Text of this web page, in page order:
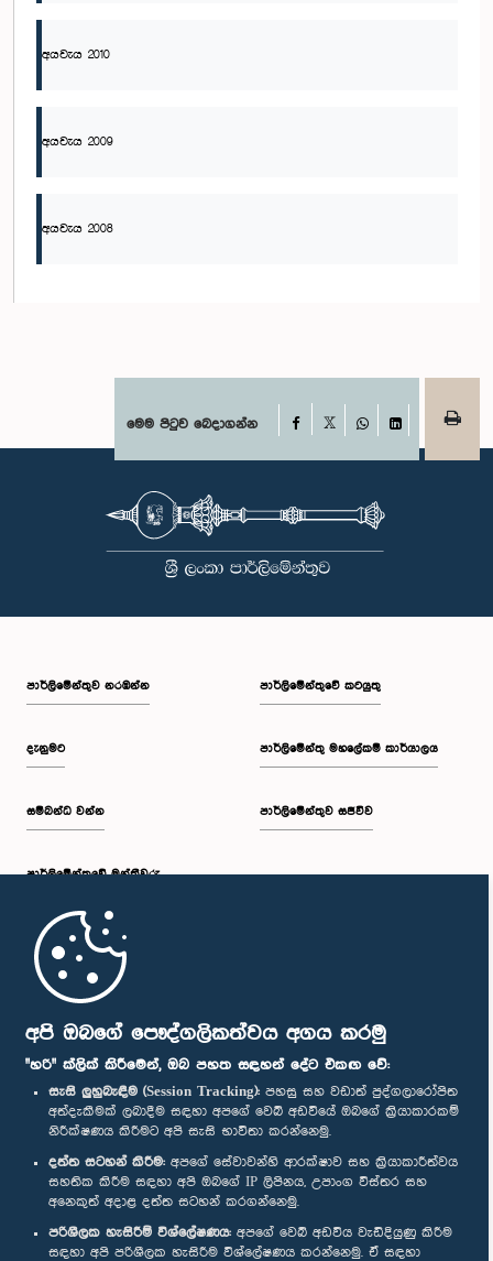
අපි ඔබගේ පෞද්ගලිකත්වය අගය කරමු
"හරි" ක්ලික් කිරීමෙන්, ඔබ පහත සඳහන් දේට එකඟ වේ:
සැසි ලුහුබැඳීම (Session Tracking): පහසු සහ වඩාත් පුද්ගලාරෝපිත
අත්දැකීමක් ලබාදීම සඳහා අපගේ වෙබ් අඩවියේ ඔබගේ ක්‍රියාකාරකම්
නිරීක්ෂණය කිරීමට අපි සැසි භාවිතා කරන්නෙමු.
දත්ත සටහන් කිරීම: අපගේ සේවාවන්හි ආරක්ෂාව සහ ක්‍රියාකාරීත්වය
සහතික කිරීම සඳහා අපි ඔබගේ IP ලිපිනය, උපාංග විස්තර සහ
අනෙකුත් අදාළ දත්ත සටහන් කරගන්නෙමු.
පරිශීලක හැසිරීම් විශ්ලේෂණය: අපගේ වෙබ් අඩවිය වැඩිදියුණු කිරීම
සඳහා අපි පරිශීලක හැසිරීම විශ්ලේෂණය කරන්නෙමු. ඒ සඳහා
අයවැය 2010
අයවැය 2009
අයවැය 2008
මෙම පිටුව බෙදාගන්න Facebook
WhatsAppLinkedIn
පාර්ලි‌මේන්තුව නරඹන්න
දැනුමට
සම්බන්ධ වන්න
පාර්ලි‌මේන්තුවේ මන්ත්‍රීවරු
මුල් පිටුව
පාර්ලිමේන්තුවේ කටයුතු
පාර්ලිමේන්තු මහලේකම් කාර්යාලය
පාර්ලිමේන්තුව සජීවීව
පාර්ලිමේන්තු ජංගම යෙදුම
අප හා සම්බන්ධ වී සිටින්න :
සම්මාන